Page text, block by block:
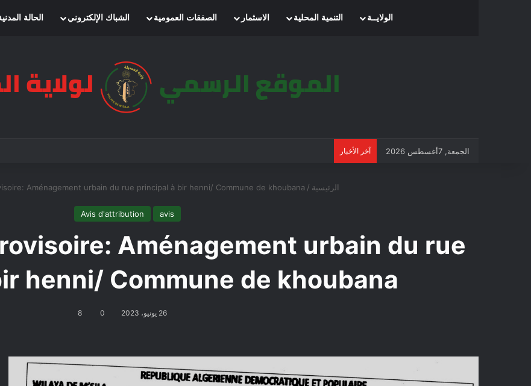
الرئيسيةالولايــة التنمية المحلية الاسثمار الصفقات العمومية الشباك الإلكتروني الحالة
الجمعة, 7أغسطس 2026 آخر الأخبار
الرئيسية /
Aménagement urbain du rue principal à bir henni/ Commune de khoubana
avis
Avis d'attribution
Aménagement urbain du rue
henni/ Commune de khoubana
26 يونيو، 2023 0
8